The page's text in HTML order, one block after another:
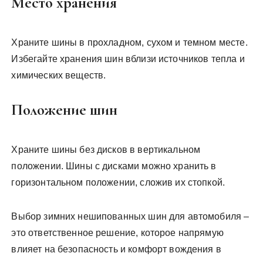
Храните шины в прохладном, сухом и темном месте.
Избегайте хранения шин вблизи источников тепла и
химических веществ.
Положение шин
Храните шины без дисков в вертикальном
положении. Шины с дисками можно хранить в
горизонтальном положении, сложив их стопкой.
Выбор зимних нешипованных шин для автомобиля –
это ответственное решение, которое напрямую
влияет на безопасность и комфорт вождения в